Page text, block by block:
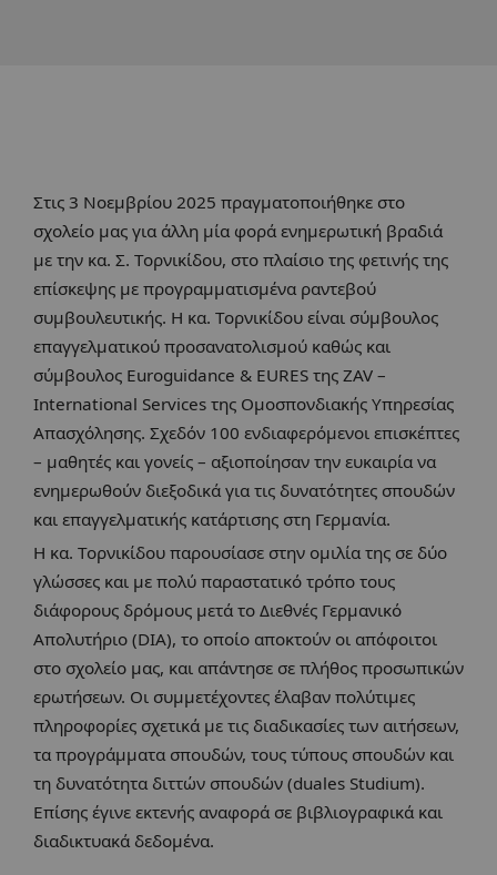
Στις 3 Νοεμβρίου 2025 πραγματοποιήθηκε στο
σχολείο μας για άλλη μία φορά ενημερωτική βραδιά
με την κα. Σ. Τορνικίδου, στο πλαίσιο της φετινής της
επίσκεψης με προγραμματισμένα ραντεβού
συμβουλευτικής. Η κα. Τορνικίδου είναι σύμβουλος
επαγγελματικού προσανατολισμού καθώς και
σύμβουλος Euroguidance & EURES της ZAV –
International Services της Ομοσπονδιακής Υπηρεσίας
Απασχόλησης. Σχεδόν 100 ενδιαφερόμενοι επισκέπτες
– μαθητές και γονείς – αξιοποίησαν την ευκαιρία να
ενημερωθούν διεξοδικά για τις δυνατότητες σπουδών
και επαγγελματικής κατάρτισης στη Γερμανία.
Η κα. Τορνικίδου παρουσίασε στην ομιλία της σε δύο
γλώσσες και με πολύ παραστατικό τρόπο τους
διάφορους δρόμους μετά το Διεθνές Γερμανικό
Απολυτήριο (DIA), το οποίο αποκτούν οι απόφοιτοι
στο σχολείο μας, και απάντησε σε πλήθος προσωπικών
ερωτήσεων. Οι συμμετέχοντες έλαβαν πολύτιμες
πληροφορίες σχετικά με τις διαδικασίες των αιτήσεων,
τα προγράμματα σπουδών, τους τύπους σπουδών και
τη δυνατότητα διττών σπουδών (duales Studium).
Επίσης έγινε εκτενής αναφορά σε βιβλιογραφικά και
διαδικτυακά δεδομένα.